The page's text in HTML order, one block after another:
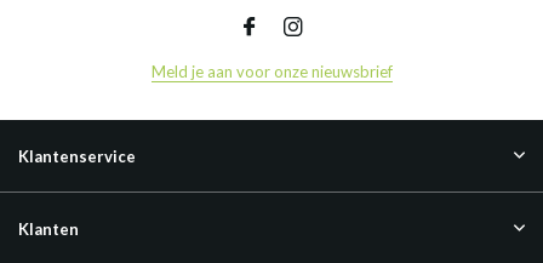
Meld je aan voor onze nieuwsbrief
Klantenservice
Klanten